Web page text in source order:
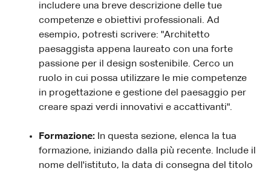
includere una breve descrizione delle tue
competenze e obiettivi professionali. Ad
esempio, potresti scrivere: "Architetto
paesaggista appena laureato con una forte
passione per il design sostenibile. Cerco un
ruolo in cui possa utilizzare le mie competenze
in progettazione e gestione del paesaggio per
creare spazi verdi innovativi e accattivanti".
Formazione: In questa sezione, elenca la tua
formazione, iniziando dalla più recente. Include il
nome dell'istituto, la data di consegna del titolo